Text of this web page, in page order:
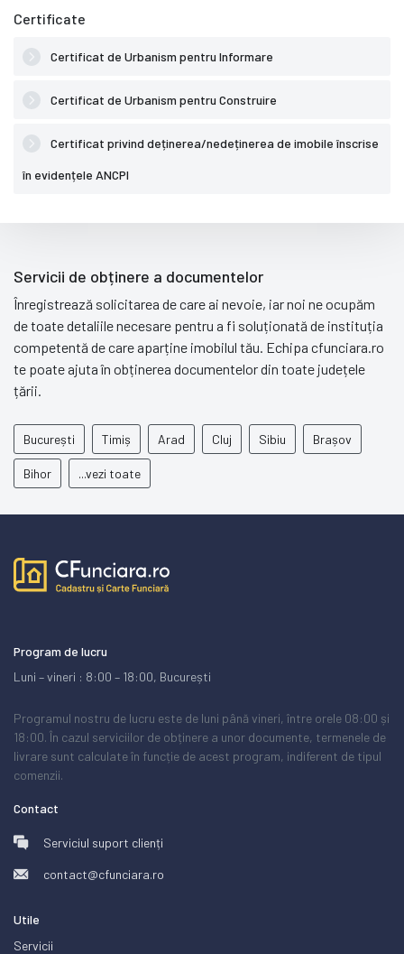
Certificate
Certificat de Urbanism pentru Informare
Certificat de Urbanism pentru Construire
Certificat privind deținerea/nedeținerea de imobile înscrise
în evidențele ANCPI
Servicii de obținere a documentelor
Înregistrează solicitarea de care ai nevoie, iar noi ne ocupăm
de toate detaliile necesare pentru a fi soluționată de instituția
competentă de care aparține imobilul tău. Echipa cfunciara.ro
te poate ajuta în obținerea documentelor din toate județele
țării.
București Timiș Arad Cluj Sibiu Brașov
Bihor ...vezi toate
Program de lucru
Luni – vineri : 8:00 – 18:00, București
Programul nostru de lucru este de luni până vineri, între orele 08:00 și
18:00. În cazul serviciilor de obținere a unor documente, termenele de
livrare sunt calculate în funcție de acest program, indiferent de tipul
comenzii.
Contact
Serviciul suport clienți
contact@cfunciara.ro
Utile
Servicii